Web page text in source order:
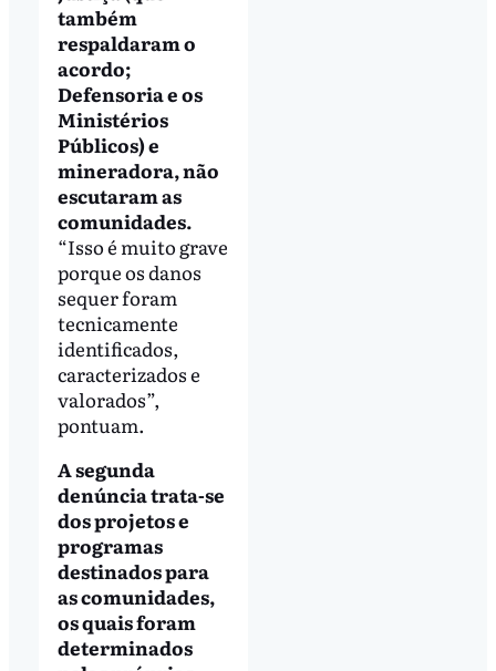
também
respaldaram o
acordo;
Defensoria e os
Ministérios
Públicos) e
mineradora, não
escutaram as
comunidades.
“Isso é muito grave
porque os danos
sequer foram
tecnicamente
identificados,
caracterizados e
valorados”,
pontuam.
A segunda
denúncia trata-se
dos projetos e
programas
destinados para
as comunidades,
os quais foram
determinados